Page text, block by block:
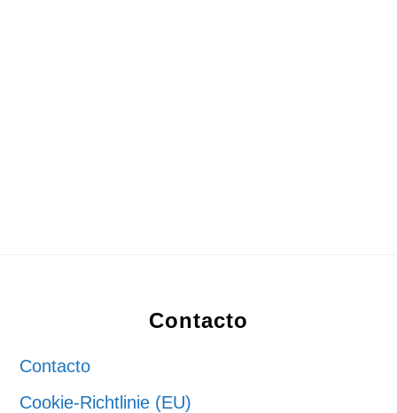
Contacto
Contacto
Cookie-Richtlinie (EU)